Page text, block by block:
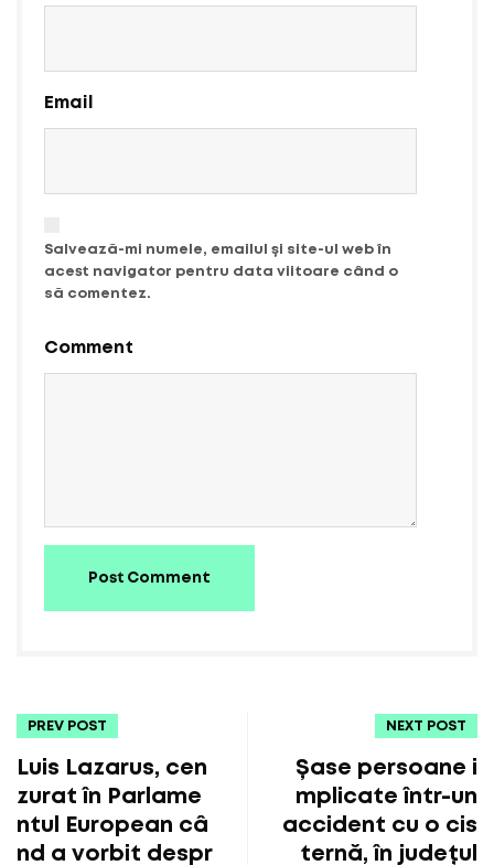
Email
Salvează-mi numele, emailul și site-ul web în
acest navigator pentru data viitoare când o
să comentez.
Comment
Post Comment
PREV POST
Luis Lazarus, cen
zurat în Parlame
ntul European câ
nd a vorbit despr
NEXT POST
Șase persoane i
mplicate într-un
accident cu o cis
ternă, în județul